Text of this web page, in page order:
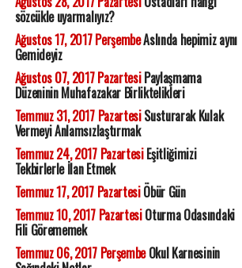
sözcükle uyarmalıyız?
Ağustos 17, 2017 PerşembeAslında hepimiz aynı
Gemideyiz
Ağustos 07, 2017 PazartesiPaylaşmama
Düzeninin Muhafazakar Birliktelikleri
Temmuz 31, 2017 PazartesiSusturarak Kulak
Vermeyi Anlamsızlaştırmak
Temmuz 24, 2017 PazartesiEşitliğimizi
Tekbirlerle İlan Etmek
Temmuz 17, 2017 PazartesiÖbür Gün
Temmuz 10, 2017 PazartesiOturma Odasındaki
Fili Görememek
Temmuz 06, 2017 PerşembeOkul Karnesinin